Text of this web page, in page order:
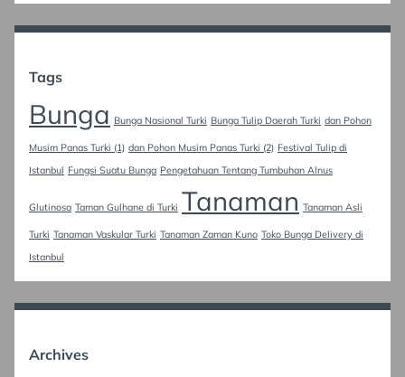
Tags
Bunga Bunga Nasional Turki Bunga Tulip Daerah Turki dan Pohon
Musim Panas Turki (1) dan Pohon Musim Panas Turki (2) Festival Tulip di
Istanbul Fungsi Suatu Bunga Pengetahuan Tentang Tumbuhan Alnus
Glutinosa Taman Gulhane di Turki Tanaman Tanaman Asli
Turki Tanaman Vaskular Turki Tanaman Zaman Kuno Toko Bunga Delivery di
Istanbul
Archives